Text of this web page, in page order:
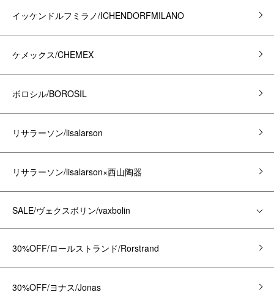
イッケンドルフミラノ/ICHENDORFMILANO
ケメックス/CHEMEX
ボロシル/BOROSIL
リサラーソン/lisalarson
リサラーソン/lisalarson×西山陶器
SALE/ヴェクスボリン/vaxbolin
30%OFF/ロールストランド/Rorstrand
30%OFF/ヨナス/Jonas